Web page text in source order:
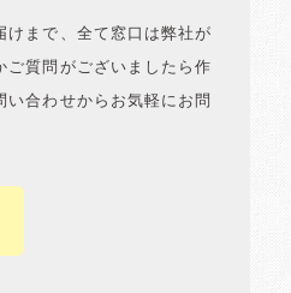
けまで、全て窓口は弊社が
ご質問がございましたら作
い合わせからお気軽にお問